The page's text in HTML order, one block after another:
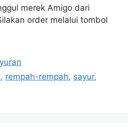
merek Amigo dari
order melalui tombol
, rempah-rempah, sayur,